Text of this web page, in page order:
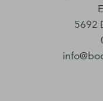
5692